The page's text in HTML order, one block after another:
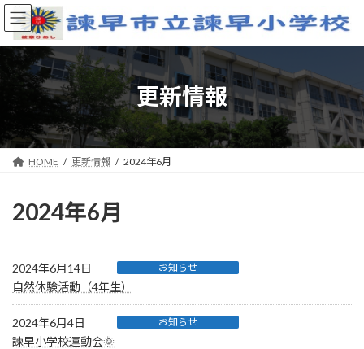
コ
ン
ツ
ッ
ナ
ビ
シ
移
更新情報
HOME 更新情報 2024年6月
2024年6月
2024年6月14日 お知らせ
自然体験活動（4年生）
2024年6月4日 お知らせ
諫早小学校運動会🌞